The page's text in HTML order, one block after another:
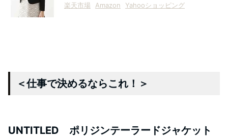
楽天市場 Amazon Yahooショッピング
＜仕事で決めるならこれ！＞
UNTITLED ポリジンテーラードジャケット